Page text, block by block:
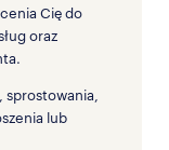
Cię do
oraz
lub